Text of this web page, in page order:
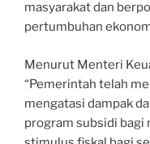
masyarakat dan
pertumbuhan
Menurut Menteri
“Pemerintah telah
mengatasi dampak
program subsidi bagi